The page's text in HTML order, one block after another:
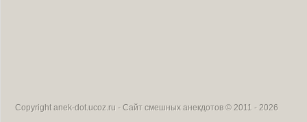
Copyrightanek-dot.ucoz.ru - Сайт смешных анекдотов © 2011 - 2026